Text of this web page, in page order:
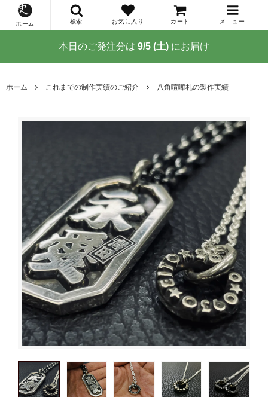
ホーム 検索 お気に入り カート メニュー
本日のご発注分は 9/5 (土) にお届け
ホーム これまでの制作実績のご紹介 八角喧嘩札の製作実績